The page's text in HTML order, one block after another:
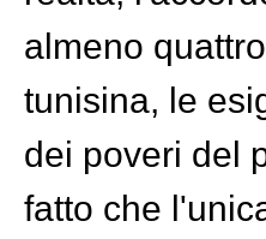
almeno
tunisina, le
dei poveri del
fatto che